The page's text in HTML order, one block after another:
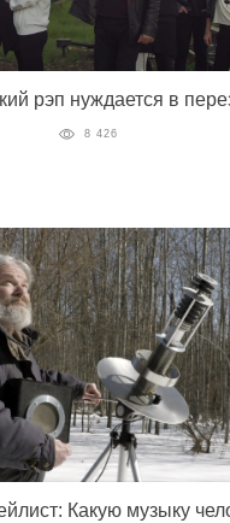
рэп нуждается в
8 426
Какую музыку